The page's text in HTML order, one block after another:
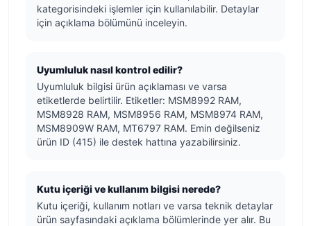
kategorisindeki işlemler için kullanılabilir. Detaylar
için açıklama bölümünü inceleyin.
Uyumluluk nasıl kontrol edilir?
Uyumluluk bilgisi ürün açıklaması ve varsa
etiketlerde belirtilir. Etiketler: MSM8992 RAM,
MSM8928 RAM, MSM8956 RAM, MSM8974 RAM,
MSM8909W RAM, MT6797 RAM. Emin değilseniz
ürün ID (415) ile destek hattına yazabilirsiniz.
Kutu içeriği ve kullanım bilgisi nerede?
Kutu içeriği, kullanım notları ve varsa teknik detaylar
ürün sayfasındaki açıklama bölümlerinde yer alır. Bu